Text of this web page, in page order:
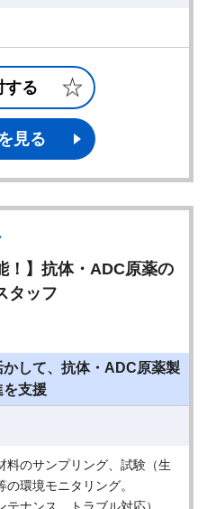
する
見る
！】抗体・ADC原薬の
タッフ
して、抗体・ADC原薬製
を支援
料のサンプリング、試験（生
環境モニタリング。